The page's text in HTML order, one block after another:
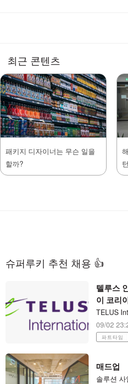
최근 콘텐츠
패키지 디자이너는 무슨 일을
할까?
슈퍼루키 추천 채용 👍
텔루스
이 코리
09/02
파트타임
매드업